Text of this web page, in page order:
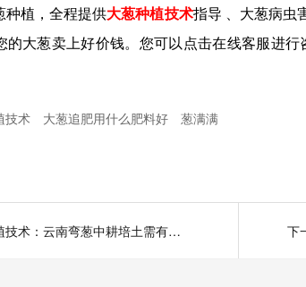
种植，全程提供大葱种植技术指导
、大葱病
的大葱卖上好价钱。您可以点击在线客服进行
技术 大葱追肥用什么肥料好
葱满满
大葱种植技术：云南弯葱中耕培土需有哪些注意事项？采收标准有哪些？ 下